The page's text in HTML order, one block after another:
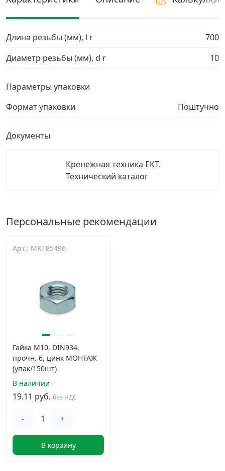
Грузовой крепеж
Метрический крепеж ›
Электро и бензоинструмент, оборудование
Нержавеющий крепеж
Скобяные изделия и мебельная фурнитура
Длина резьбы (мм), l r
700
Диаметр резьбы (мм), d r
10
Параметры упаковки
Формат упаковки
Поштучно
Документы
Крепежная техника ЕКТ.
Технический каталог
Персональные рекомендации
Арт.: MK185496
Гайка М10, DIN934,
прочн. 6, цинк МОНТАЖ
(упак/150шт)
В наличии
19.11 руб. без НДС
- +
В корзину